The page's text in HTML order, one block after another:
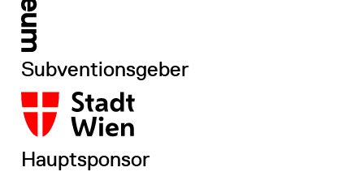
Subventionsgeber
Hauptsponsor